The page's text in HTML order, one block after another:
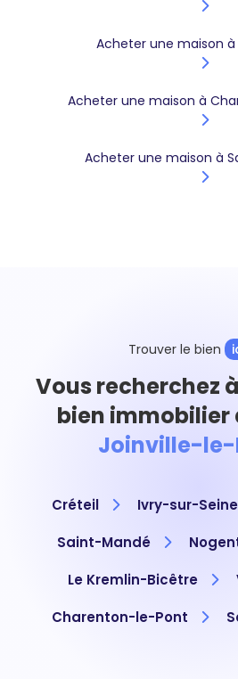
Acheter une maison à
Acheter une maison à
Acheter une maison à
Trouver le bien
Vous recherchez
bien immobilier
Joinville-le-
Créteil Ivry-sur-Seine
Saint-Mandé
Le Kremlin-Bicêtre
Charenton-le-Pont